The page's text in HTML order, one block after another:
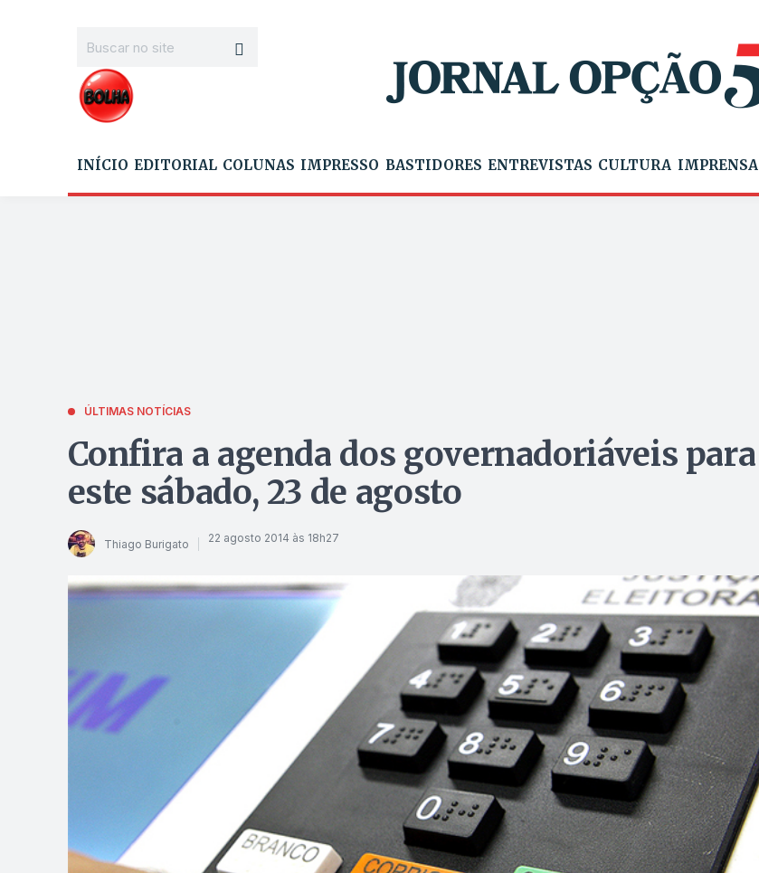
INÍCIO EDITORIAL COLUNAS IMPRESSO BASTIDORES ENTREVISTAS CULTURA IMPRENSA
ÚLTIMAS NOTÍCIAS
Confira a agenda dos governadoriáveis para
este sábado, 23 de agosto
Thiago Burigato 22 agosto 2014 às 18h27